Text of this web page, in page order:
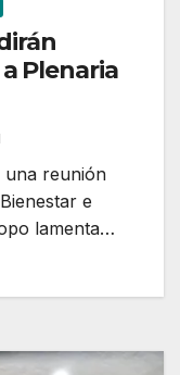
Plenaria
una reunión
e
lamenta…